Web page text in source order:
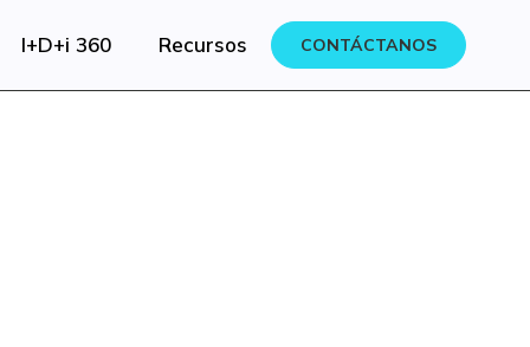
I+D+i 360 Recursos CONTÁCTANOS